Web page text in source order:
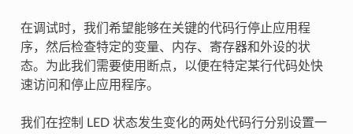
在调试时，我们希望能够在关键的代码行停止应用程
序，然后检查特定的变量、内存、寄存器和外设的状
态。为此我们需要使用断点，以便在特定某行代码处快
速访问和停止应用程序。
我们在控制 LED 状态发生变化的两处代码行分别设置一